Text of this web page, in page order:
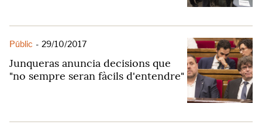
Públic - 29/10/2017
Junqueras anuncia decisions que
"no sempre seran fàcils d'entendre"